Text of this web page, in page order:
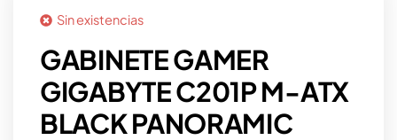
Sin existencias
GABINETE GAMER
GIGABYTE C201P M-ATX
BLACK PANORAMIC